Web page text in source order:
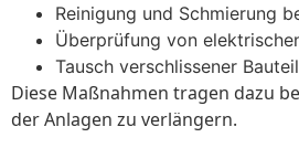
Reinigung und Schmierung
Überprüfung von
Tausch verschlissener
Diese Maßnahmen tragen dazu
der Anlagen zu verlängern.